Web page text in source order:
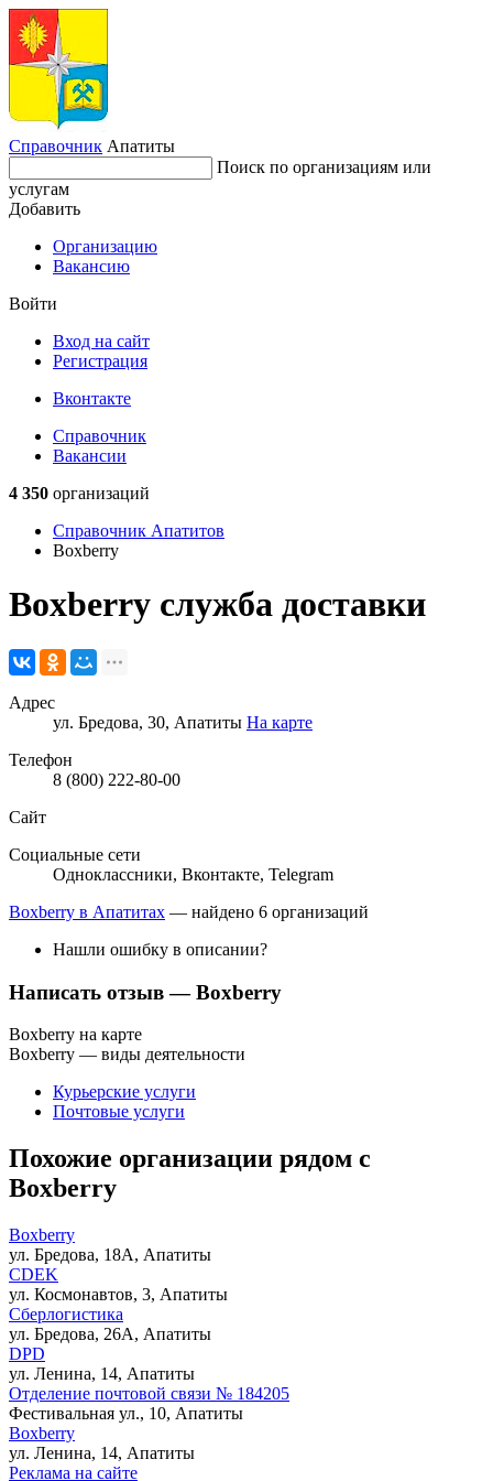
Справочник Апатиты
Поиск по организациям или
услугам
Добавить
Организацию
Вакансию
Войти
Вход на сайт
Регистрация
Вконтакте
Справочник
Вакансии
4 350 организаций
Справочник Апатитов
Boxberry
Boxberry служба доставки
Адрес
ул. Бредова, 30, Апатиты На карте
Телефон
8 (800) 222-80-00
Сайт
Социальные сети
Одноклассники, Вконтакте, Telegram
Boxberry в Апатитах — найдено 6 организаций
Нашли ошибку в описании?
Написать отзыв— Boxberry
Boxberry на карте
Boxberry — виды деятельности
Курьерские услуги
Почтовые услуги
Похожие организации рядом с
Boxberry
Boxberry
ул. Бредова, 18А, Апатиты
CDEK
ул. Космонавтов, 3, Апатиты
Сберлогистика
ул. Бредова, 26А, Апатиты
DPD
ул. Ленина, 14, Апатиты
Отделение почтовой связи № 184205
Фестивальная ул., 10, Апатиты
Boxberry
ул. Ленина, 14, Апатиты
Реклама на сайте